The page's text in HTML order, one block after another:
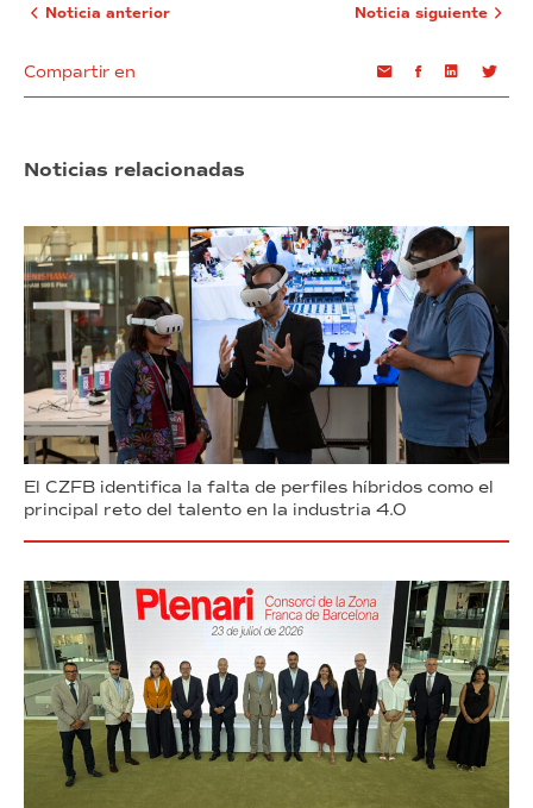
Noticia anterior
Compartir en EmailFacebookLinkedin
Noticia siguiente
Noticias relacionadas
El CZFB identifica la falta de perfiles híbridos como el
principal reto del talento en la industria 4.0